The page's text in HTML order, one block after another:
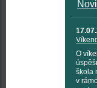
O
škola
v